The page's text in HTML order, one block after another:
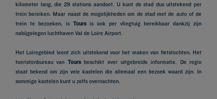
kilometer lang, die 29 stations aandoet. U kunt de stad dus uitstekend per
trein bereiken. Maar naast de mogelijkheden om de stad met de auto of de
trein te bezoeken, is Toursis ook per vliegtuig bereikbaar dankzij zijn
nabijgelegen luchthaven Val de Loire Airport.
Het Loiregebied leent zich uitstekend voor het maken van fietstochten. Het
toeristenbureau van Toursbeschikt over uitgebreide informatie. De regio
staat bekend om zijn vele kastelen die allemaal een bezoek waard zijn. In
sommige kastelen kunt u zelfs overnachten.